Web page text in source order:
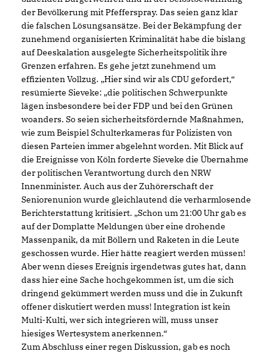
der Bevölkerung mit Pfefferspray. Das seien ganz klar
die falschen Lösungsansätze. Bei der Bekämpfung der
zunehmend organisierten Kriminalität habe die bislang
auf Deeskalation ausgelegte Sicherheitspolitik ihre
Grenzen erfahren. Es gehe jetzt zunehmend um
effizienten Vollzug. „Hier sind wir als CDU gefordert,“
resümierte Sieveke: „die politischen Schwerpunkte
lägen insbesondere bei der FDP und bei den Grünen
woanders. So seien sicherheitsfördernde Maßnahmen,
wie zum Beispiel Schulterkameras für Polizisten von
diesen Parteien immer abgelehnt worden. Mit Blick auf
die Ereignisse von Köln forderte Sieveke die Übernahme
der politischen Verantwortung durch den NRW
Innenminister. Auch aus der Zuhörerschaft der
Seniorenunion wurde gleichlautend die verharmlosende
Berichterstattung kritisiert. „Schon um 21:00 Uhr gab es
auf der Domplatte Meldungen über eine drohende
Massenpanik, da mit Böllern und Raketen in die Leute
geschossen wurde. Hier hätte reagiert werden müssen!
Aber wenn dieses Ereignis irgendetwas gutes hat, dann
dass hier eine Sache hochgekommen ist, um die sich
dringend gekümmert werden muss und die in Zukunft
offener diskutiert werden muss! Integration ist kein
Multi-Kulti, wer sich integrieren will, muss unser
hiesiges Wertesystem anerkennen.“
Zum Abschluss einer regen Diskussion, gab es noch